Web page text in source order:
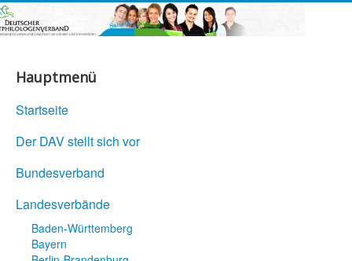
Hauptmenü
Startseite
Der DAV stellt sich vor
Bundesverband
Landesverbände
Baden-Württemberg
Bayern